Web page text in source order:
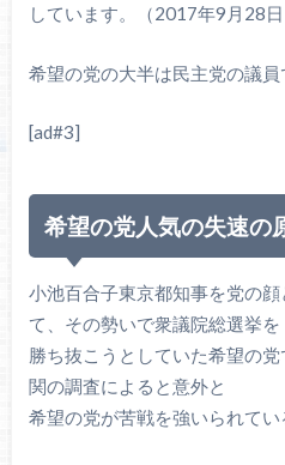
しています。（2017年9月28日
希望の党の大半は民主党の議員
[ad#3]
希望の党人気の失速の
小池百合子東京都知事を党の
て、その勢いで衆議院総選挙を
勝ち抜こうとしていた希望の
関の調査によると意外と
希望の党が苦戦を強いられてい